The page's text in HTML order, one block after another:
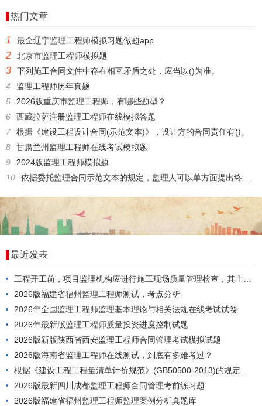
热门文章
1 最全辽宁监理工程师模拟习题做题app
2 北京市监理工程师模拟题
3
下列施工合同文件中存在相互矛盾之处，应当以()为准。
4
监理工程师历年真题
5
2026版重庆市监理工程师，有哪些题型？
6
西藏拉萨注册监理工程师在线模拟答题
7
根据《建设工程设计合同(示范文本)》，设计方的合同责任有()。
8
甘肃兰州监理工程师在线考试模拟题
9
2024版监理工程师模拟题
10
依据委托监理合同示范文本的规定，监理人可以单方面提出终止合同的情况是()。
最近发表
工程开工前，项目监理机构应进行施工现场质量管理检查，其主要内容包括()。
2026版福建省福州监理工程师测试，考点分析
2026年全国监理工程师监理基本理论与相关法规在线考试试卷
2026年最新版监理工程师质量投资进度控制试题
2026版新版陕西省西安监理工程师合同管理考试模拟试题
2026版海南省监理工程师在线测试，到底有多难考过？
根据《建设工程工程量清单计价规范》(GB50500-2013)的规定，工程量清单应由()编制。
2026版最新四川成都监理工程师合同管理考前练习题
2026版福建省福州监理工程师监理案例分析真题库